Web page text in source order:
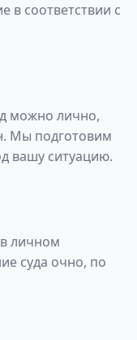
в соответствии с
можно лично,
Мы подготовим
вашу ситуацию.
личном
суда очно, по